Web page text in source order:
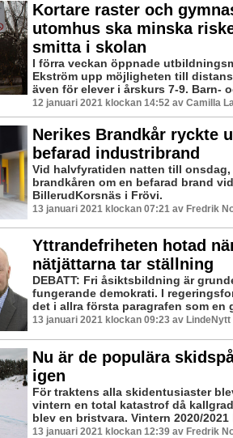
Kortare raster och
utomhus ska minska
smitta i skolan
I förra veckan öppnade
Ekström upp möjligheten till
även för elever i årskurs 7-9. Barn-
12 januari 2021 klockan 14:52 av Camilla
Nerikes Brandkår ryckte
befarad industribrand
Vid halvfyratiden natten till onsdag,
brandkåren om en befarad brand vid
BillerudKorsnäs i Frövi.
13 januari 2021 klockan 07:21 av Fredrik
Yttrandefriheten hotad
nätjättarna tar ställning
DEBATT: Fri åsiktsbildning är
fungerande demokrati. I
det i allra första paragrafen som en
13 januari 2021 klockan 09:23 av LindeNytt
Nu är de populära
igen
För traktens alla skidentusiaster
vintern en total katastrof då
blev en bristvara. Vintern 2020/
13 januari 2021 klockan 12:39 av Fredrik